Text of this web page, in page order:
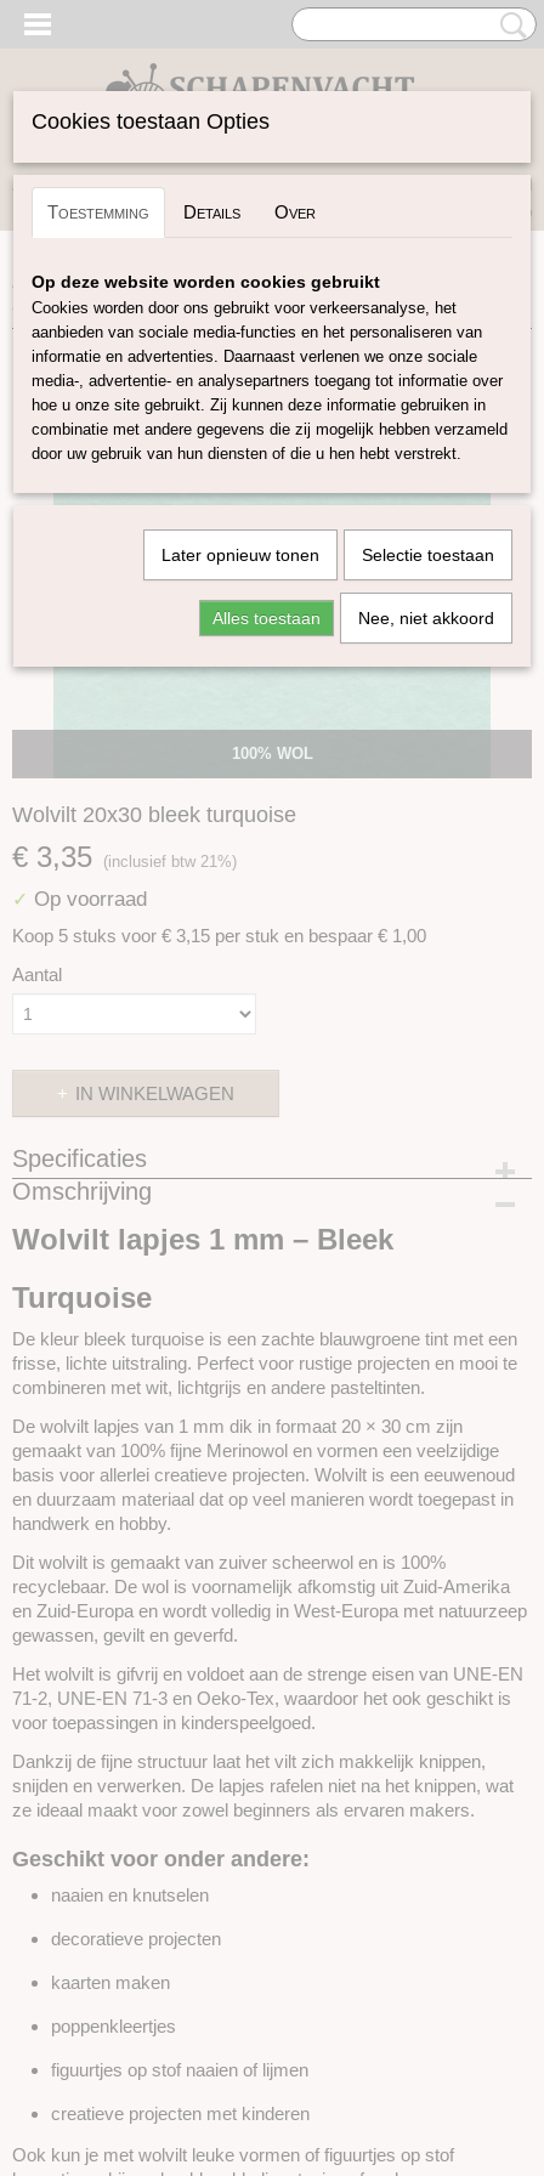
Inloggen Registreren
(0)
Home>Vilten>Wolvilt 20x30>Wolvilt 20x30 bleek
turquoise
100% WOL
Wolvilt 20x30 bleek turquoise
€ 3,35 (inclusief btw 21%)
✓ Op voorraad
Koop 5 stuks voor € 3,15 per stuk en bespaar € 1,00
Aantal
IN WINKELWAGEN
Specificaties
Productcode
Omschrijving
Wolvilt lapjes 1 mm – Bleek
Turquoise
De kleur bleek turquoise is een zachte blauwgroene tint met een
frisse, lichte uitstraling. Perfect voor rustige projecten en mooi te
combineren met wit, lichtgrijs en andere pasteltinten.
De wolvilt lapjes van 1 mm dik in formaat 20 × 30 cm zijn
gemaakt van 100% fijne Merinowol en vormen een veelzijdige
basis voor allerlei creatieve projecten. Wolvilt is een eeuwenoud
en duurzaam materiaal dat op veel manieren wordt toegepast in
handwerk en hobby.
Dit wolvilt is gemaakt van zuiver scheerwol en is 100%
recyclebaar. De wol is voornamelijk afkomstig uit Zuid-Amerika
en Zuid-Europa en wordt volledig in West-Europa met natuurzeep
gewassen, gevilt en geverfd.
Het wolvilt is gifvrij en voldoet aan de strenge eisen van UNE-EN
71-2, UNE-EN 71-3 en Oeko-Tex, waardoor het ook geschikt is
voor toepassingen in kinderspeelgoed.
Dankzij de fijne structuur laat het vilt zich makkelijk knippen,
snijden en verwerken. De lapjes rafelen niet na het knippen, wat
ze ideaal maakt voor zowel beginners als ervaren makers.
Geschikt voor onder andere:
naaien en knutselen
decoratieve projecten
kaarten maken
poppenkleertjes
figuurtjes op stof naaien of lijmen
creatieve projecten met kinderen
Ook kun je met wolvilt leuke vormen of figuurtjes op stof
Cookies toestaan Opties
Toestemming Details Over
Op deze website worden cookies gebruikt
Cookies worden door ons gebruikt voor verkeersanalyse, het
aanbieden van sociale media-functies en het personaliseren van
informatie en advertenties. Daarnaast verlenen we onze sociale
media-, advertentie- en analysepartners toegang tot informatie over
hoe u onze site gebruikt. Zij kunnen deze informatie gebruiken in
combinatie met andere gegevens die zij mogelijk hebben verzameld
door uw gebruik van hun diensten of die u hen hebt verstrekt.
Later opnieuw tonen Selectie toestaan
Alles toestaan Nee, niet akkoord